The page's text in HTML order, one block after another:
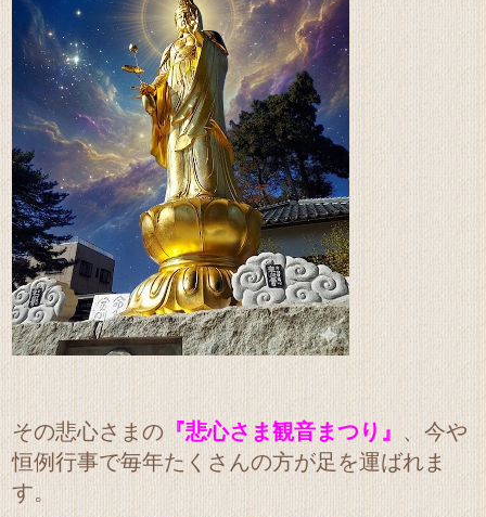
その悲心さまの 『悲心さま観音まつり』 、今や
恒例行事で毎年たくさんの方が足を運ばれま
す。